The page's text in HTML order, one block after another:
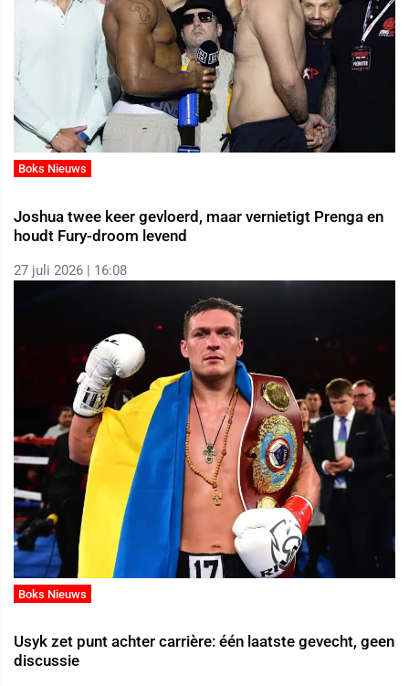
Boks Nieuws
Joshua twee keer gevloerd, maar vernietigt Prenga en
houdt Fury-droom levend
27 juli 2026 | 16:08
Boks Nieuws
Usyk zet punt achter carrière: één laatste gevecht, geen
discussie